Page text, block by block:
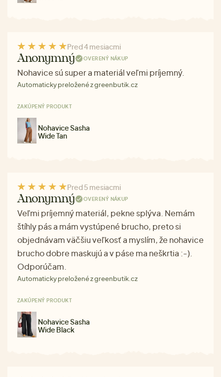
Pred 4 mesiacmi
Anonymný OVERENÝ NÁKUP
Nohavice sú super a materiál veľmi príjemný.
Automaticky preložené z greenbutik.cz
ZAKÚPENÝ PRODUKT
Nohavice Sasha
Wide Tan
Pred 5 mesiacmi
Anonymný OVERENÝ NÁKUP
Veľmi príjemný materiál, pekne splýva. Nemám
štíhly pás a mám vystúpené brucho, preto si
objednávam väčšiu veľkosť a myslím, že nohavice
brucho dobre maskujú a v páse ma neškrtia :-).
Odporúčam.
Automaticky preložené z greenbutik.cz
ZAKÚPENÝ PRODUKT
Nohavice Sasha
Wide Black